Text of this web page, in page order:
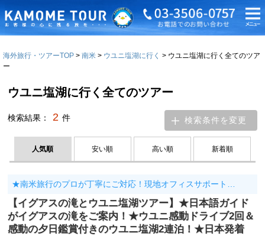
海外旅行・ツアーTOP 南米 ウユニ塩湖に行く
ウユニ塩湖に行く全てのツア
ー
ウユニ塩湖に行く全てのツアー
検索結果： 2 件 検索条件を変更
人気順 安い順 高い順 新着順
★南米旅行のプロが丁寧にご対応！現地オフィスサポート…
【イグアスの滝とウユニ塩湖ツアー】★日本語ガイド
がイグアスの滝をご案内！★ウユニ感動ドライブ2回＆
感動の夕日鑑賞付きのウユニ塩湖2連泊！★日本発着